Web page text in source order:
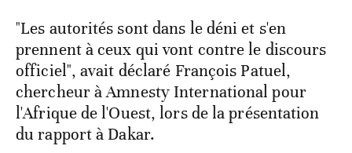
"Les autorités sont dans le déni et s'en
prennent à ceux qui vont contre le discours
officiel", avait déclaré François Patuel,
chercheur à Amnesty International pour
l'Afrique de l'Ouest, lors de la présentation
du rapport à Dakar.